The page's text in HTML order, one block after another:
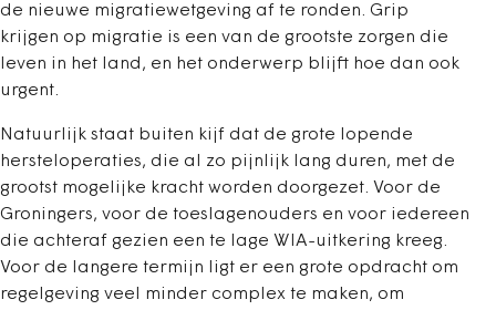
de nieuwe migratiewetgeving af te ronden. Grip
krijgen op migratie is een van de grootste zorgen die
leven in het land, en het onderwerp blijft hoe dan ook
urgent.
Natuurlijk staat buiten kijf dat de grote lopende
hersteloperaties, die al zo pijnlijk lang duren, met de
grootst mogelijke kracht worden doorgezet. Voor de
Groningers, voor de toeslagenouders en voor iedereen
die achteraf gezien een te lage WIA-uitkering kreeg.
Voor de langere termijn ligt er een grote opdracht om
regelgeving veel minder complex te maken, om